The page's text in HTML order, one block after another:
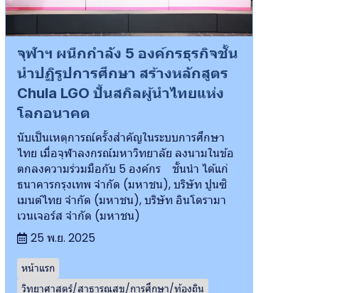
จุฬาฯ ผนึกกำลัง 5 องค์กรธุรกิจชั้น
นำปฏิรูปการศึกษา สร้างหลักสูตร
Chula LGO ปั้นสกิลผู้นำไทยแห่ง
โลกอนาคต
นับเป็นเหตุการณ์ครั้งสำคัญในระบบการศึกษา
ไทย เมื่อจุฬาลงกรณ์มหาวิทยาลัย ลงนามในข้อ
ตกลงความร่วมมือกับ 5 องค์กร ชั้นนำ ได้แก่
ธนาคารกรุงเทพ จำกัด (มหาชน), บริษัท ปูนซิ
เมนต์ไทย จำกัด (มหาชน), บริษัท อินโดรามา
เวนเจอร์ส จำกัด (มหาชน)
25 พ.ย. 2025
หน้าแรก
วิทยาศาสตร์/สาธารณสุข/การศึกษา/ท้องถิน